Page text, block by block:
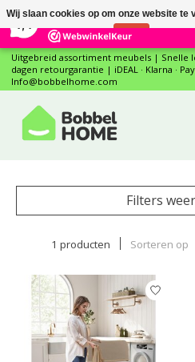
12 Reviews
Uitgebreid assortiment meubels | Snelle
dagen retourgarantie | iDEAL · Klarna ·
Info@bobbelhome.com
Filters
1 producten Sorteren op
Wij slaan cookies op om onze website te
Nee